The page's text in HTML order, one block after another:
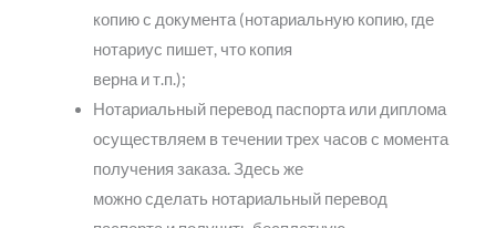
копию с документа (нотариальную копию, где
нотариус пишет, что копия
верна и т.п.);
Нотариальный перевод паспорта или диплома
осуществляем в течении трех часов с момента
получения заказа. Здесь же
можно сделать нотариальный перевод